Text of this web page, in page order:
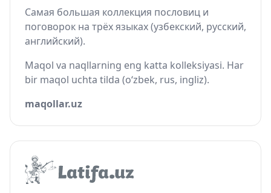
Самая большая коллекция пословиц и
поговорок на трёх языках (узбекский, русский,
английский).
Maqol va naqllarning eng katta kolleksiyasi. Har
bir maqol uchta tilda (o‘zbek, rus, ingliz).
maqollar.uz